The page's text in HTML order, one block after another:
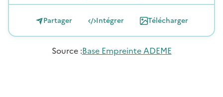
Partager Intégrer Télécharger
Source:Base Empreinte ADEME